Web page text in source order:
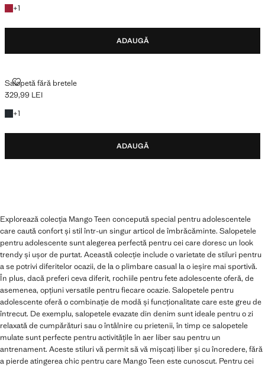
+1
+ 1 culoare
ADAUGĂ
Salopetă fără bretele
SALOPETĂ FĂRĂ BRETELE
Preț actual [329,99 LEI ]
329,99 LEI
+1
+ 1 culoare
ADAUGĂ
Explorează colecția Mango Teen concepută special pentru adolescentele
care caută confort și stil într-un singur articol de îmbrăcăminte. Salopetele
pentru adolescente sunt alegerea perfectă pentru cei care doresc un look
trendy și ușor de purtat. Această colecție include o varietate de stiluri pentru
a se potrivi diferitelor ocazii, de la o plimbare casual la o ieșire mai sportivă.
În plus, dacă preferi ceva diferit, rochiile pentru fete adolescente oferă, de
asemenea, opțiuni versatile pentru fiecare ocazie. Salopetele pentru
adolescente oferă o combinație de modă și funcționalitate care este greu de
întrecut. De exemplu, salopetele evazate din denim sunt ideale pentru o zi
relaxată de cumpărături sau o întâlnire cu prietenii, în timp ce salopetele
mulate sunt perfecte pentru activitățile în aer liber sau pentru un
antrenament. Aceste stiluri vă permit să vă mișcați liber și cu încredere, fără
a pierde atingerea chic pentru care Mango Teen este cunoscut. Pentru cei